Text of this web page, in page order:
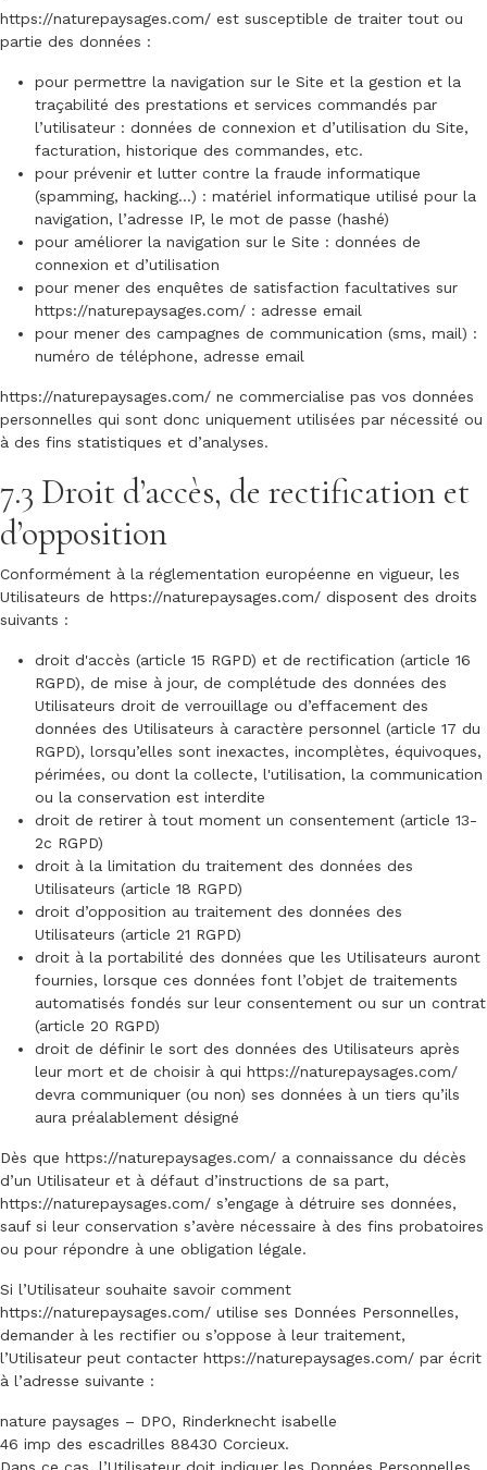
https://naturepaysages.com/ est susceptible de traiter tout ou
partie des données :
pour permettre la navigation sur le Site et la gestion et la
traçabilité des prestations et services commandés par
l’utilisateur : données de connexion et d’utilisation du Site,
facturation, historique des commandes, etc.
pour prévenir et lutter contre la fraude informatique
(spamming, hacking…) : matériel informatique utilisé pour la
navigation, l’adresse IP, le mot de passe (hashé)
pour améliorer la navigation sur le Site : données de
connexion et d’utilisation
pour mener des enquêtes de satisfaction facultatives sur
https://naturepaysages.com/ : adresse email
pour mener des campagnes de communication (sms, mail) :
numéro de téléphone, adresse email
https://naturepaysages.com/ ne commercialise pas vos données
personnelles qui sont donc uniquement utilisées par nécessité ou
à des fins statistiques et d’analyses.
7.3 Droit d’accès, de rectification et
d’opposition
Conformément à la réglementation européenne en vigueur, les
Utilisateurs de https://naturepaysages.com/ disposent des droits
suivants :
droit d'accès (article 15 RGPD) et de rectification (article 16
RGPD), de mise à jour, de complétude des données des
Utilisateurs droit de verrouillage ou d’effacement des
données des Utilisateurs à caractère personnel (article 17 du
RGPD), lorsqu’elles sont inexactes, incomplètes, équivoques,
périmées, ou dont la collecte, l'utilisation, la communication
ou la conservation est interdite
droit de retirer à tout moment un consentement (article 13-
2c RGPD)
droit à la limitation du traitement des données des
Utilisateurs (article 18 RGPD)
droit d’opposition au traitement des données des
Utilisateurs (article 21 RGPD)
droit à la portabilité des données que les Utilisateurs auront
fournies, lorsque ces données font l’objet de traitements
automatisés fondés sur leur consentement ou sur un contrat
(article 20 RGPD)
droit de définir le sort des données des Utilisateurs après
leur mort et de choisir à qui https://naturepaysages.com/
devra communiquer (ou non) ses données à un tiers qu’ils
aura préalablement désigné
Dès que https://naturepaysages.com/ a connaissance du décès
d’un Utilisateur et à défaut d’instructions de sa part,
https://naturepaysages.com/ s’engage à détruire ses données,
sauf si leur conservation s’avère nécessaire à des fins probatoires
ou pour répondre à une obligation légale.
Si l’Utilisateur souhaite savoir comment
https://naturepaysages.com/ utilise ses Données Personnelles,
demander à les rectifier ou s’oppose à leur traitement,
l’Utilisateur peut contacter https://naturepaysages.com/ par écrit
à l’adresse suivante :
nature paysages – DPO, Rinderknecht isabelle
46 imp des escadrilles 88430 Corcieux.